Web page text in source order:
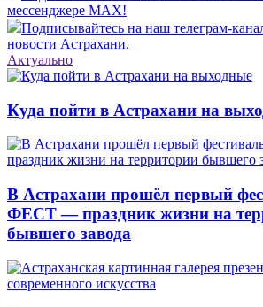
мессенджере MAX!
Подписывайтесь на наш телеграм-
новости Астрахани.
Актуально
Куда пойти в Астрахани на
В Астрахани прошёл первый
ФЕСТ — праздник жизни на
бывшего завода